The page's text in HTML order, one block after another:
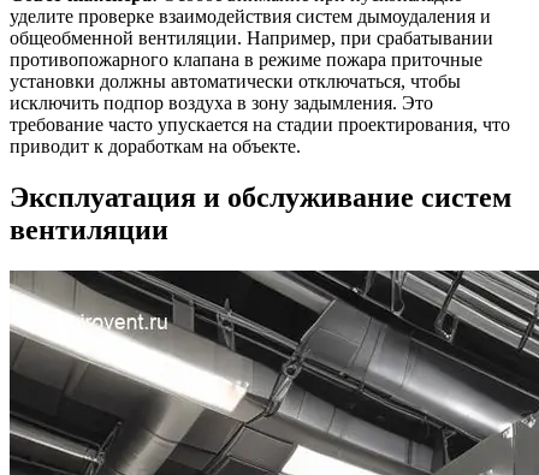
уделите проверке взаимодействия систем дымоудаления и
общеобменной вентиляции. Например, при срабатывании
противопожарного клапана в режиме пожара приточные
установки должны автоматически отключаться, чтобы
исключить подпор воздуха в зону задымления. Это
требование часто упускается на стадии проектирования, что
приводит к доработкам на объекте.
Эксплуатация и обслуживание систем
вентиляции